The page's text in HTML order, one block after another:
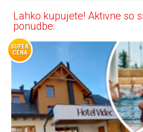
Lahko kupujete! Aktivne so
ponudbe:
SUPER
CENA